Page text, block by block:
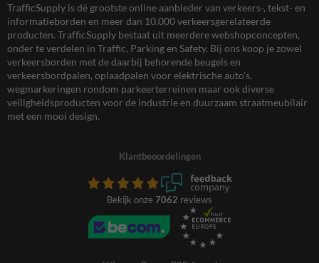
TrafficSupply is dé grootste online aanbieder van verkeers-, tekst- en
informatieborden en meer dan 10.000 verkeersgerelateerde
producten. TrafficSupply bestaat uit meerdere webshopconcepten,
onder te verdelen in Traffic, Parking en Safety. Bij ons koop je zowel
verkeersborden met de daarbij behorende beugels en
verkeersbordpalen, oplaadpalen voor elektrische auto’s,
wegmarkeringen rondom parkeerterreinen maar ook diverse
veiligheidsproducten voor de industrie en duurzaam straatmeubilair
met een mooi design.
Klantbeoordelingen
Bekijk onze 7062 reviews